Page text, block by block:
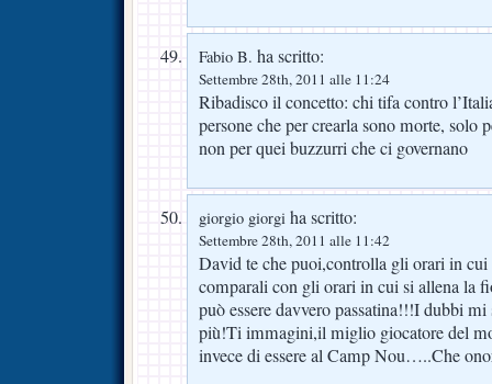
Fabio B. ha scritto:
Settembre 28th, 2011 alle 11:24
Ribadisco il concetto: chi tifa contro
persone che per crearla sono morte, solo
non per quei buzzurri che ci governano
giorgio giorgi ha scritto:
Settembre 28th, 2011 alle 11:42
David te che puoi,controlla gli orari in cui
comparali con gli orari in cui si allena
può essere davvero passatina!!!I dubbi
più!Ti immagini,il miglio giocatore del
invece di essere al Camp Nou…..Che